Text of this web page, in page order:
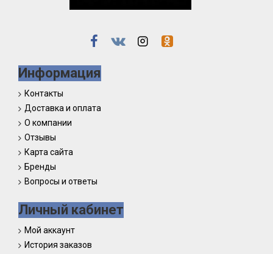
Информация
Контакты
Доставка и оплата
О компании
Отзывы
Карта сайта
Бренды
Вопросы и ответы
Личный кабинет
Мой аккаунт
История заказов